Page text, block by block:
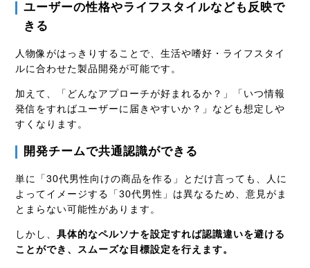
ユーザーの性格やライフスタイルなども反映で
きる
人物像がはっきりすることで、生活や嗜好・ライフスタイ
ルに合わせた製品開発が可能です。
加えて、「どんなアプローチが好まれるか？」「いつ情報
発信をすればユーザーに届きやすいか？」なども想定しや
すくなります。
開発チームで共通認識ができる
単に「30代男性向けの商品を作る」とだけ言っても、人に
よってイメージする「30代男性」は異なるため、意見がま
とまらない可能性があります。
しかし、具体的なペルソナを設定すれば認識違いを避ける
ことができ、スムーズな目標設定を行えます。